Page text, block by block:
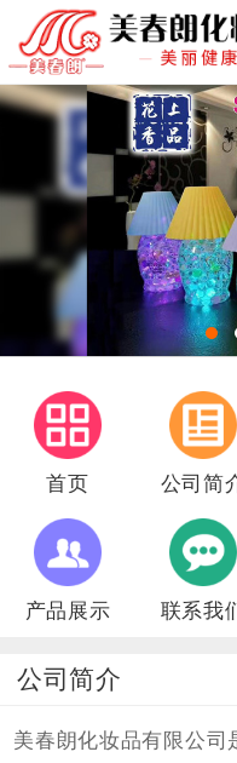
首页 公司简
产品展示 联系我
公司简介
美春朗化妆品有限公司